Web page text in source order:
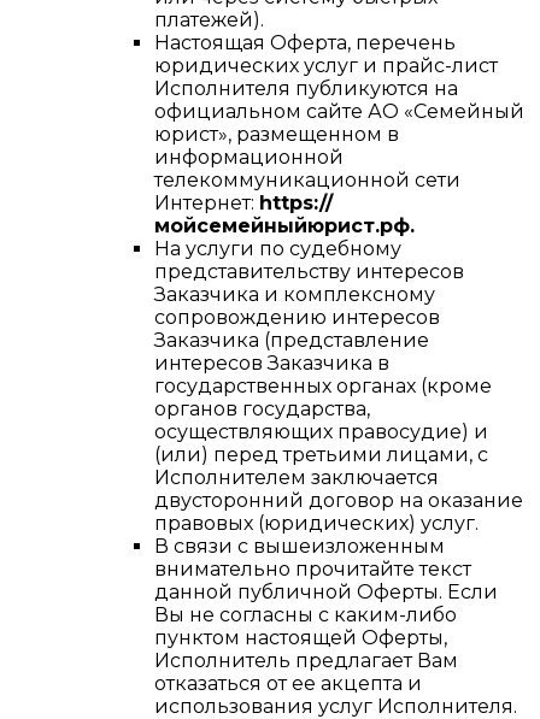
платежей).
Настоящая Оферта, перечень
юридических услуг и прайс-лист
Исполнителя публикуются на
официальном сайте АО «Семейный
юрист», размещенном в
информационной
телекоммуникационной сети
Интернет: https://
мойсемейныйюрист.рф.
На услуги по судебному
представительству интересов
Заказчика и комплексному
сопровождению интересов
Заказчика (представление
интересов Заказчика в
государственных органах (кроме
органов государства,
осуществляющих правосудие) и
(или) перед третьими лицами, с
Исполнителем заключается
двусторонний договор на оказание
правовых (юридических) услуг.
В связи с вышеизложенным
внимательно прочитайте текст
данной публичной Оферты. Если
Вы не согласны с каким-либо
пунктом настоящей Оферты,
Исполнитель предлагает Вам
отказаться от ее акцепта и
использования услуг Исполнителя.